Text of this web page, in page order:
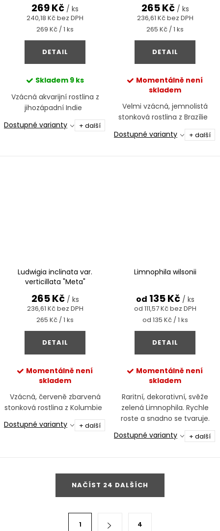
240,18 Kč bez DPH
269 Kč / ks
Měrná
cena:
269 Kč / 1 ks
DETAIL
Skladem 9 ks
Vzácná akvarijní rostlina z
jihozápadní Indie
Dostupné varianty
+ další
236,61 Kč bez DPH
265 Kč / ks
Měrná
cena:
265 Kč / 1 ks
DETAIL
Momentálně není
skladem
Velmi vzácná, jemnolistá
stonková rostlina z Brazílie
Dostupné varianty
+ další
Ludwigia inclinata var.
verticillata "Meta"
236,61 Kč bez DPH
265 Kč / ks
Měrná
cena:
265 Kč / 1 ks
DETAIL
Momentálně není
skladem
Vzácná, červeně zbarvená
stonková rostlina z Kolumbie
Dostupné varianty
+ další
Limnophila wilsonii
od 111,57 Kč bez DPH
od 135 Kč / ks
Měrná
cena:
od 135 Kč / 1 ks
DETAIL
Momentálně není
skladem
Raritní, dekorativní, svěže
zelená Limnophila. Rychle
roste a snadno se tvaruje.
Ideální do střední či zadní
části akvária
Dostupné varianty + další
NAČÍST 24 DALŠÍCH
1 4